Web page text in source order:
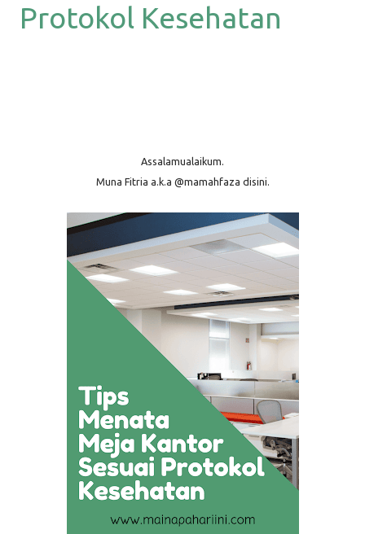
Protokol Kesehatan
Assalamualaikum.
Muna Fitria a.k.a @mamahfaza disini.